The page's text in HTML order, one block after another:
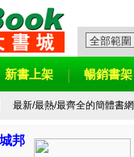
新書上架 暢銷書架
最新/最熱/最齊全的簡體書網
邦